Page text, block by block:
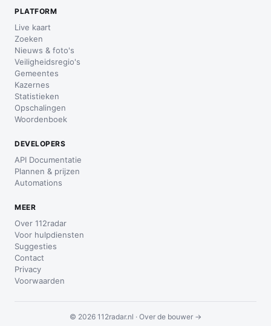
PLATFORM
Live kaart
Zoeken
Nieuws & foto's
Veiligheidsregio's
Gemeentes
Kazernes
Statistieken
Opschalingen
Woordenboek
DEVELOPERS
API Documentatie
Plannen & prijzen
Automations
MEER
Over 112radar
Voor hulpdiensten
Suggesties
Contact
Privacy
Voorwaarden
© 2026 112radar.nl · Over de bouwer →